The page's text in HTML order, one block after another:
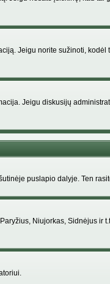
Jeigu norite sužinoti, kodėl
Jeigu diskusijų
puslapio dalyje. Ten
Niujorkas, Sidnėjus ir